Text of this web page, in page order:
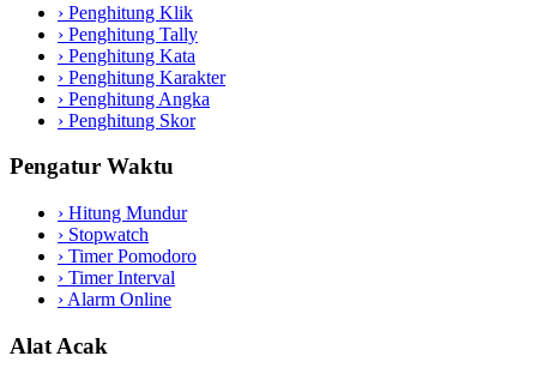
› Penghitung Klik
› Penghitung Tally
› Penghitung Kata
› Penghitung Karakter
› Penghitung Angka
› Penghitung Skor
Pengatur Waktu
› Hitung Mundur
› Stopwatch
› Timer Pomodoro
› Timer Interval
› Alarm Online
Alat Acak